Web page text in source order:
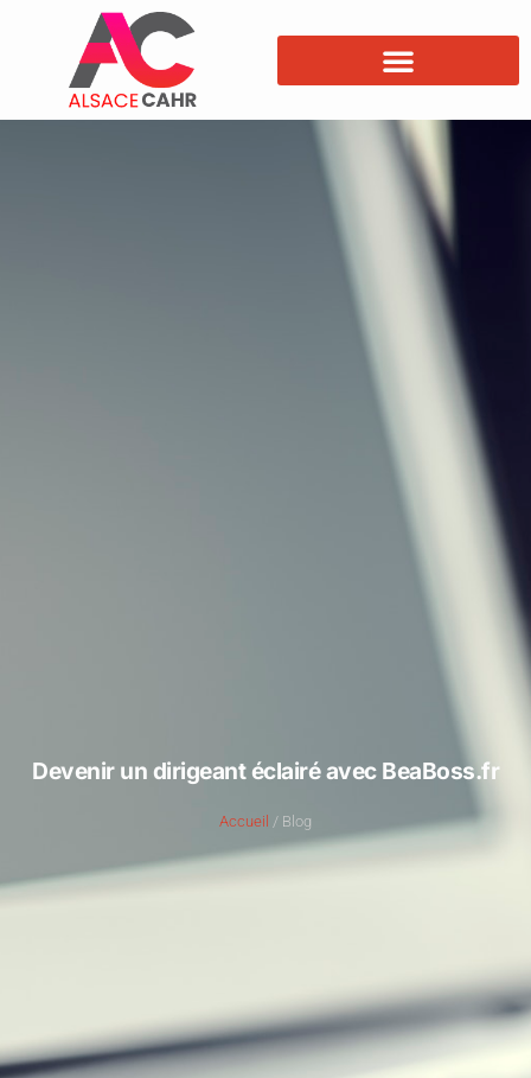
Devenir un dirigeant éclairé avec BeaBoss.fr
Accueil / Blog